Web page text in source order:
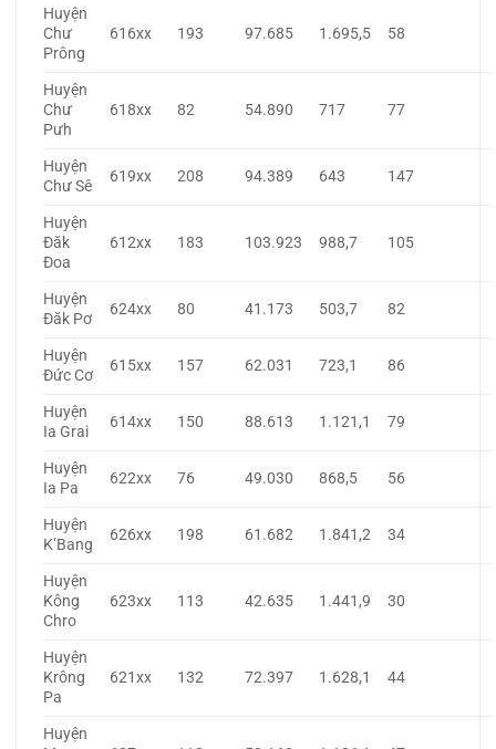
Huyện
Chư
Prông
616xx 193 97.685 1.695,5 58
Huyện
Chư
Pưh
618xx 82 54.890 717 77
Huyện
Chư Sê
619xx 208 94.389 643 147
Huyện
Đăk
Đoa
612xx 183 103.923 988,7 105
Huyện
Đăk Pơ
624xx 80 41.173 503,7 82
Huyện
Đức Cơ
615xx 157 62.031 723,1 86
Huyện
Ia Grai
614xx 150 88.613 1.121,1 79
Huyện
Ia Pa
622xx 76 49.030 868,5 56
Huyện
K’Bang
626xx 198 61.682 1.841,2 34
Huyện
Kông
Chro
623xx 113 42.635 1.441,9 30
Huyện
Krông
Pa
621xx 132 72.397 1.628,1 44
Huyện